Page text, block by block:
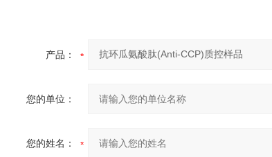
产品：
您的单位：
您的姓名：